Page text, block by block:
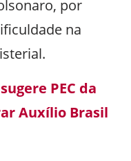
por
na
PEC da
Auxílio Brasil